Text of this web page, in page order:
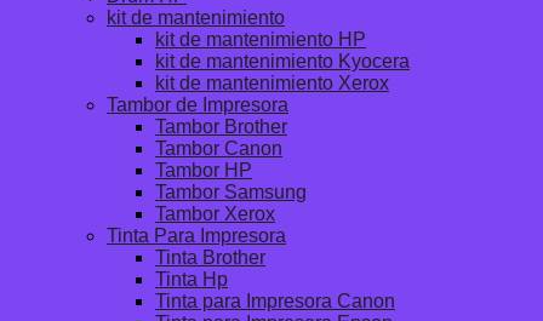
kit de mantenimiento
kit de mantenimiento HP
kit de mantenimiento Kyocera
kit de mantenimiento Xerox
Tambor de Impresora
Tambor Brother
Tambor Canon
Tambor HP
Tambor Samsung
Tambor Xerox
Tinta Para Impresora
Tinta Brother
Tinta Hp
Tinta para Impresora Canon